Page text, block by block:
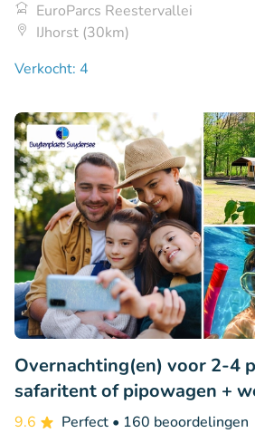
EuroParcs Reestervallei
IJhorst (30km)
Verkocht: 4
Overnachting(en) voor 2-4
safaritent of pipowagen +
9.6 Perfect • 160 beoordelingen